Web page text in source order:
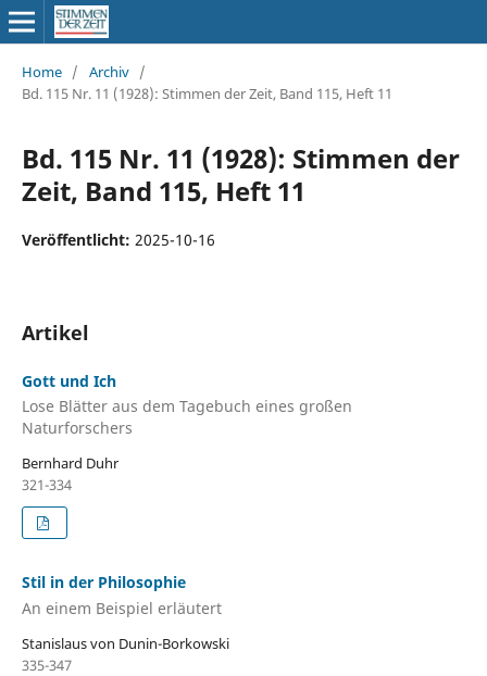
Home / Archiv /
Bd. 115 Nr. 11 (1928): Stimmen der Zeit, Band 115, Heft 11
Bd. 115 Nr. 11 (1928): Stimmen der
Zeit, Band 115, Heft 11
Veröffentlicht: 2025-10-16
Artikel
Gott und Ich
Lose Blätter aus dem Tagebuch eines großen
Naturforschers
Bernhard Duhr
321-334
Stil in der Philosophie
An einem Beispiel erläutert
Stanislaus von Dunin-Borkowski
335-347